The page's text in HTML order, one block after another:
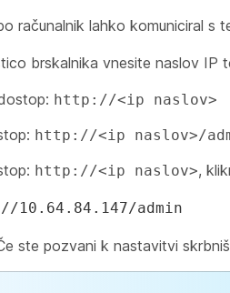
računalnik lahko komuniciral s
brskalnika vnesite naslov IP
http://<ip naslov>
http://<ip naslov>/
http://<ip naslov>,
10.64.84.147/admin
ste pozvani k nastavitvi